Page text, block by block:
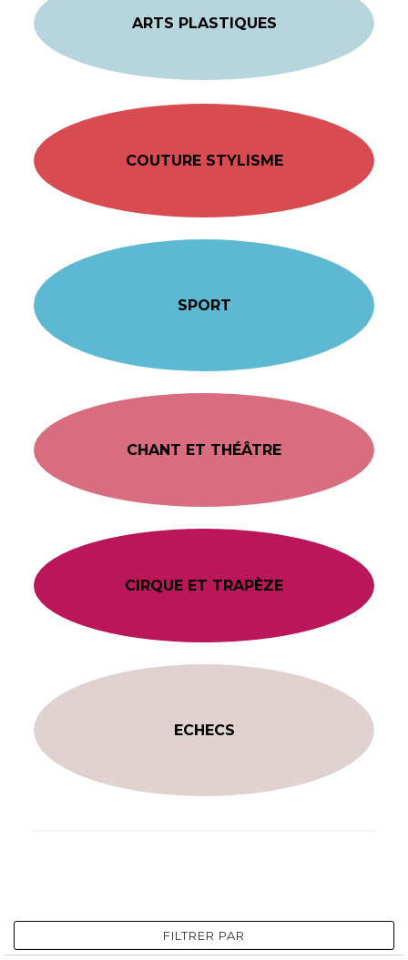
ARTS PLASTIQUES
COUTURE STYLISME
SPORT
CHANT ET THÉÂTRE
CIRQUE ET TRAPÈZE
ECHECS
FILTRER PAR